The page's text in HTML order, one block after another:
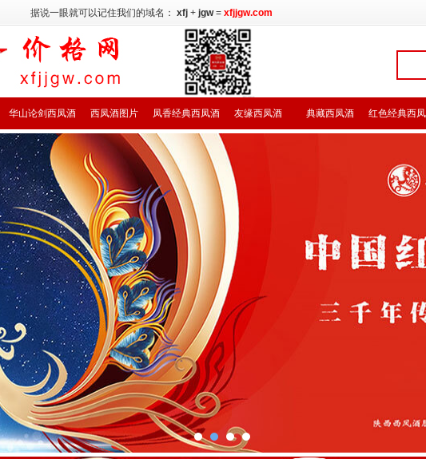
据说一眼就可以记住我们的域名： xfj + jgw= xfjjgw.com
华山论剑西凤酒 西凤酒图片 凤香经典西凤酒 友缘西凤酒 典藏西凤酒 红色经典西